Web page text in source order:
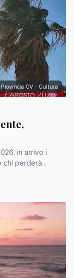
Provincia CV - Cultura
in arrivo i
perderà...